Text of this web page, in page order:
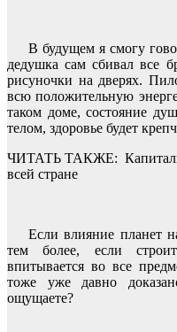
В будущем я смогу
дедушка сам сбивал все
рисуночки на дверях.
всю положительную
таком доме, состояние
телом, здоровье будет
ЧИТАТЬ ТАКЖЕ:
всей стране
Если влияние планет
тем более, если
впитывается во все
тоже уже давно
ощущаете?